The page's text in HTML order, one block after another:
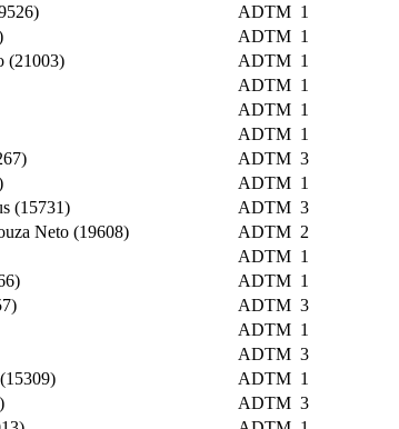
ADTM 1
ADTM 1
(21003) ADTM 1
ADTM 1
ADTM 1
ADTM 1
ADTM 3
ADTM 1
(15731) ADTM 3
Neto (19608) ADTM 2
ADTM 1
ADTM 1
ADTM 3
ADTM 1
ADTM 3
ADTM 1
ADTM 3